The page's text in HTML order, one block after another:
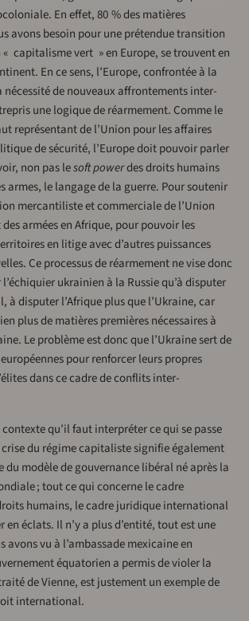
En effet, 80 % des matières
avons besoin pour une prétendue transition
capitalisme vert » en Europe, se trouvent en
En ce sens, l’Europe, confrontée à la
nécessité de nouveaux affrontements inter-
une logique de réarmement. Comme le
représentant de l’Union pour les affaires
de sécurité, l’Europe doit pouvoir parler
non pas lesoft powerdes droits humains
armes, le langage de la guerre. Pour soutenir
mercantiliste et commerciale de l’Union
armées en Afrique, pour pouvoir les
en litige avec d’autres puissances
Ce processus de réarmement ne vise donc
ukrainien à la Russie qu’à disputer
à disputer l’Afrique plus que l’Ukraine, car
plus de matières premières nécessaires à
Le problème est donc que l’Ukraine sert de
pour renforcer leurs propres
dans ce cadre de conflits inter-
contexte qu’il faut interpréter ce qui se passe
du régime capitaliste signifie également
du modèle de gouvernance libéral né après la
; tout ce qui concerne le cadre
humains, le cadre juridique international
en éclats. Il n’y a plus d’entité, tout est une
avons vu à l’ambassade mexicaine en
équatorien a permis de violer la
de Vienne, est justement un exemple de
international.